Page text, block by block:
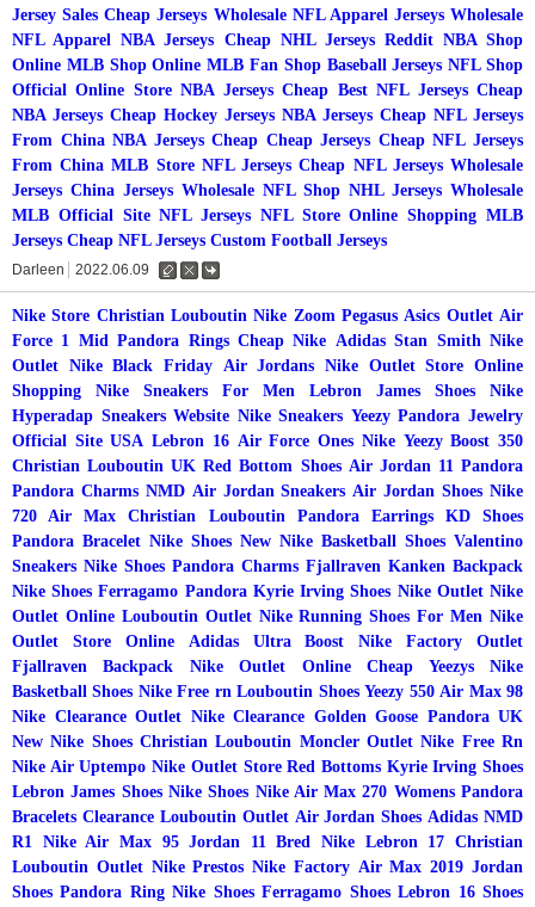
Jersey Sales Cheap Jerseys Wholesale NFL Apparel Jerseys Wholesale
NFL Apparel
NBA Jerseys Cheap NHL Jerseys Reddit NBA Shop
Online MLB Shop Online MLB Fan Shop Baseball Jerseys NFL Shop
Official Online Store NBA Jerseys Cheap Best NFL Jerseys Cheap
NBA Jerseys Cheap Hockey Jerseys NBA Jerseys Cheap NFL Jerseys
From China NBA Jerseys Cheap Cheap Jerseys Cheap NFL Jerseys
From China MLB Store NFL Jerseys Cheap NFL Jerseys Wholesale
Jerseys China Jerseys Wholesale NFL Shop NHL Jerseys Wholesale
MLB Official Site NFL Jerseys NFL Store Online Shopping MLB
Jerseys Cheap NFL Jerseys Custom Football Jerseys
Darleen 2022.06.09
수
삭
Nike Store Christian Louboutin Nike Zoom Pegasus Asics Outlet Air
Force 1 Mid Pandora Rings Cheap Nike Adidas Stan Smith Nike
Outlet Nike Black Friday Air Jordans
Nike Outlet Store Online
Shopping
Nike Sneakers For Men Lebron James Shoes
Nike
Hyperadap Sneakers Website Nike Sneakers Yeezy Pandora Jewelry
Official Site USA Lebron 16 Air Force Ones Nike Yeezy Boost 350
Christian Louboutin UK Red Bottom Shoes Air Jordan 11 Pandora
Pandora Charms NMD Air Jordan Sneakers Air Jordan Shoes Nike
720 Air Max
Christian Louboutin Pandora Earrings
KD Shoes
Pandora Bracelet Nike Shoes New Nike Basketball Shoes Valentino
Sneakers Nike Shoes Pandora Charms Fjallraven Kanken Backpack
Nike Shoes Ferragamo Pandora Kyrie Irving Shoes Nike Outlet Nike
Outlet Online Louboutin Outlet Nike Running Shoes For Men Nike
Outlet Store Online
Adidas Ultra Boost
Nike Factory Outlet
Fjallraven Backpack
Nike Outlet Online Cheap Yeezys
Nike
Basketball Shoes Nike Free rn Louboutin Shoes Yeezy 550 Air Max 98
Nike Clearance Outlet Nike Clearance Golden Goose Pandora UK
New Nike Shoes Christian Louboutin Moncler Outlet Nike Free Rn
Nike Air Uptempo Nike Outlet Store Red Bottoms Kyrie Irving Shoes
Lebron James Shoes Nike Shoes Nike Air Max 270 Womens Pandora
Bracelets Clearance Louboutin Outlet Air Jordan Shoes Adidas NMD
R1 Nike Air Max 95 Jordan 11 Bred Nike Lebron 17
Christian
Louboutin Outlet Nike Prestos Nike Factory Air Max 2019 Jordan
Shoes Pandora Ring Nike Shoes Ferragamo Shoes Lebron 16 Shoes